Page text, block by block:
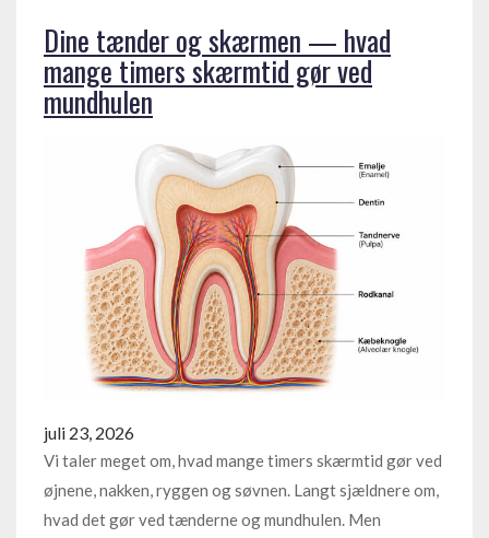
Dine tænder og skærmen — hvad
mange timers skærmtid gør ved
mundhulen
juli 23, 2026
Vi taler meget om, hvad mange timers skærmtid gør ved
øjnene, nakken, ryggen og søvnen. Langt sjældnere om,
hvad det gør ved tænderne og mundhulen. Men